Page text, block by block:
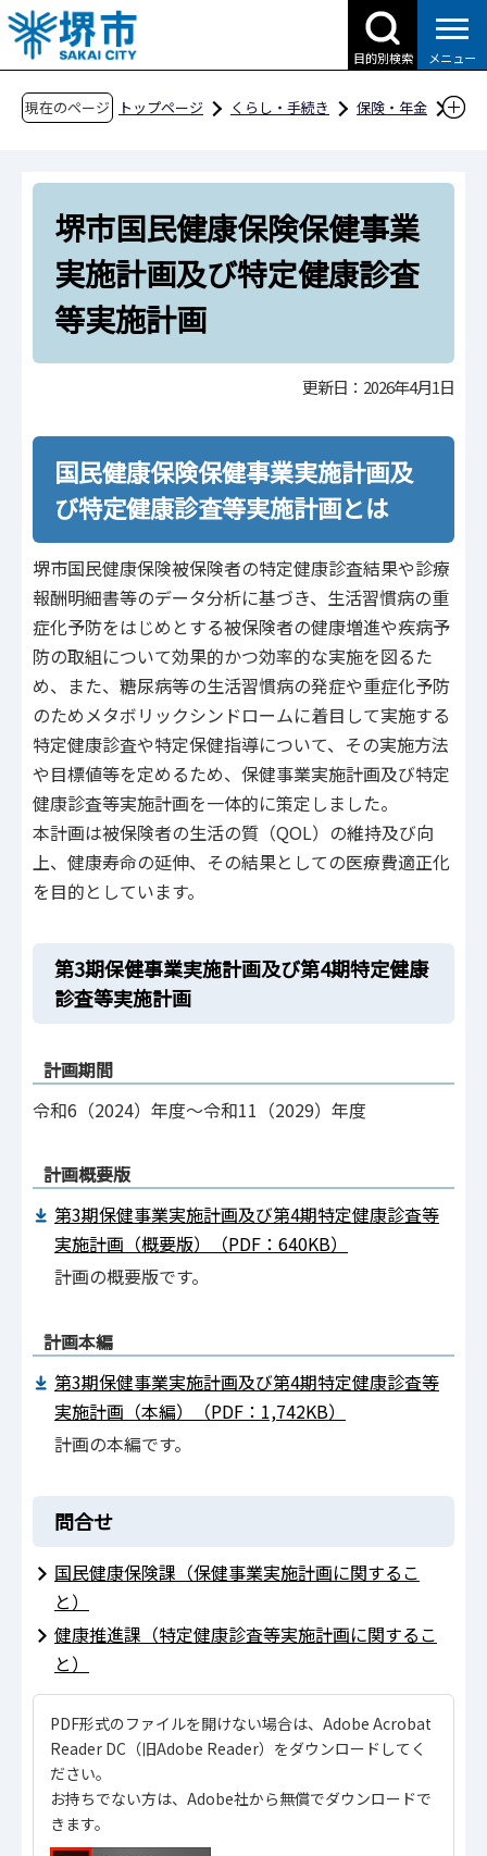
こ
の
ペ
目的別検索 メニュー
現在のページ トップページ くらし・手続き
保険・年金
堺市国民健康保険保健事業実施計画及び特定健
康診査等実施計画
堺市国民健康保険保健事業
実施計画及び特定健康診査
等実施計画
更新日：2026年4月1日
国民健康保険保健事業実施計画及
び特定健康診査等実施計画とは
堺市国民健康保険被保険者の特定健康診査結果や診療
報酬明細書等のデータ分析に基づき、生活習慣病の重
症化予防をはじめとする被保険者の健康増進や疾病予
防の取組について効果的かつ効率的な実施を図るた
め、また、糖尿病等の生活習慣病の発症や重症化予防
のためメタボリックシンドロームに着目して実施する
特定健康診査や特定保健指導について、その実施方法
や目標値等を定めるため、保健事業実施計画及び特定
健康診査等実施計画を一体的に策定しました。
本計画は被保険者の生活の質（QOL）の維持及び向
上、健康寿命の延伸、その結果としての医療費適正化
を目的としています。
第3期保健事業実施計画及び第4期特定健康
診査等実施計画
計画期間
令和6（2024）年度～令和11（2029）年度
計画概要版
第3期保健事業実施計画及び第4期特定健康診査等
実施計画（概要版）（PDF：640KB）
計画の概要版です。
計画本編
第3期保健事業実施計画及び第4期特定健康診査等
実施計画（本編）（PDF：1,742KB）
計画の本編です。
問合せ
国民健康保険課（保健事業実施計画に関するこ
と）
健康推進課（特定健康診査等実施計画に関するこ
と）
PDF形式のファイルを開けない場合は、Adobe Acrobat
Reader DC（旧Adobe Reader）をダウンロードしてく
ださい。
お持ちでない方は、Adobe社から無償でダウンロードで
きます。